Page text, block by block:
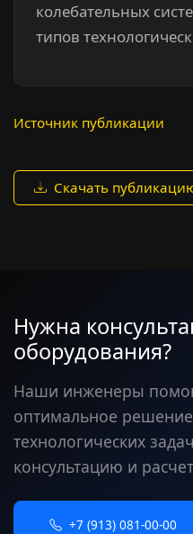
колебательных
типов
Источник публикации
Скачать
Нужна
оборудования?
Наши инженеры
оптимальное
технологических
консультацию и
+7 (913) 081-00-00